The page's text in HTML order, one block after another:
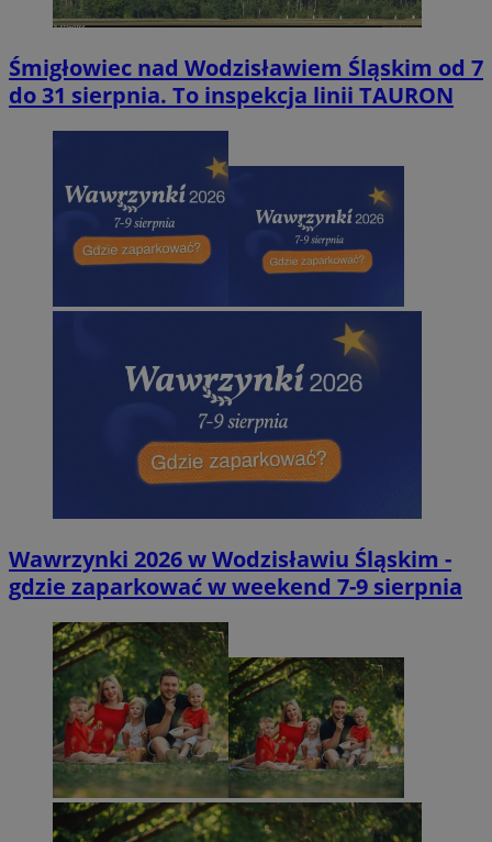
Śmigłowiec nad Wodzisławiem Śląskim od 7
do 31 sierpnia. To inspekcja linii TAURON
Wawrzynki 2026 w Wodzisławiu Śląskim -
gdzie zaparkować w weekend 7-9 sierpnia